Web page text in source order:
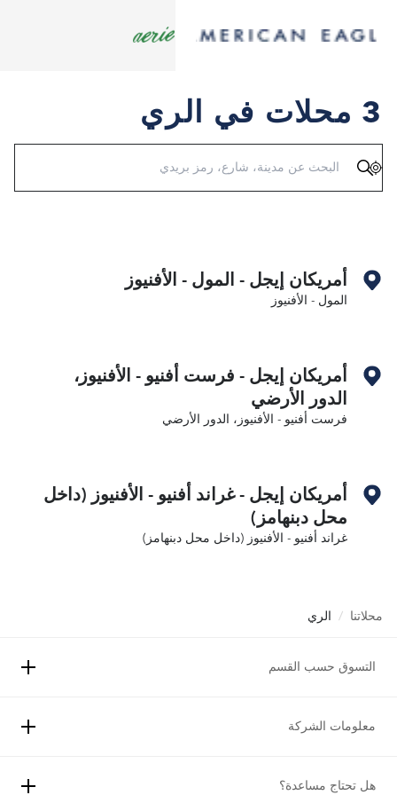
3 محلات في الري
أمريكان إيجل - المول - الأفنيوز
المول - الأفنيوز
أمريكان إيجل - فرست أفنيو - الأفنيوز،
الدور الأرضي
فرست أفنيو - الأفنيوز، الدور الأرضي
أمريكان إيجل - غراند أفنيو - الأفنيوز (داخل
محل دبنهامز)
غراند أفنيو - الأفنيوز (داخل محل دبنهامز)
محلاتنا / الري
التسوق حسب القسم
معلومات الشركة
هل تحتاج مساعدة؟